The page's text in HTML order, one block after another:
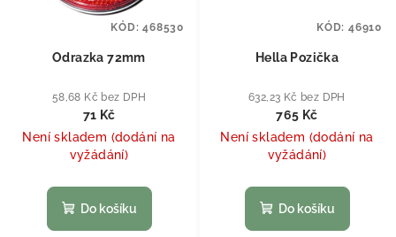
Odrazka 72mm
58,68 Kč bez DPH
71 Kč
Není skladem (dodání na
vyžádání)
Do košíku
KÓD:468530
Hella Pozička
632,23 Kč bez DPH
765 Kč
Není skladem (dodání na
vyžádání)
Do košíku
KÓD: 46910